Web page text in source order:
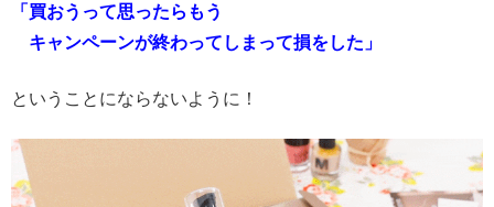
「買おうって思ったらもう
キャンペーンが終わってしまって損をした」
ということにならないように！